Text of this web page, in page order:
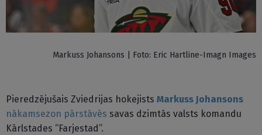
Markuss Johansons | Foto: Eric Hartline-Imagn Images
Pieredzējušais Zviedrijas hokejists Markuss Johansons
nākamsezon pārstāvēs savas dzimtās valsts komandu
Kārlstades “Farjestad”.